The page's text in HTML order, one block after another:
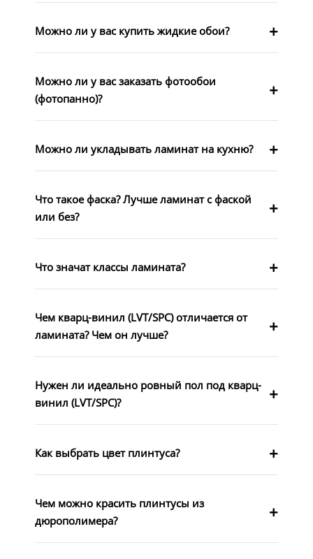
Можно ли у вас купить жидкие обои?
Можно ли у вас заказать фотообои
(фотопанно)?
Можно ли укладывать ламинат на кухню?
Что такое фаска? Лучше ламинат с фаской
или без?
Что значат классы ламината?
Чем кварц-винил (LVT/SPC) отличается от
ламината? Чем он лучше?
Нужен ли идеально ровный пол под кварц-
винил (LVT/SPC)?
Как выбрать цвет плинтуса?
Чем можно красить плинтусы из
дюрополимера?